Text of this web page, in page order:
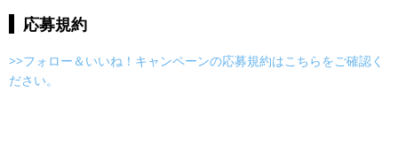
応募規約
>>フォロー＆いいね！キャンペーンの応募規約はこちらをご確認く
ださい。